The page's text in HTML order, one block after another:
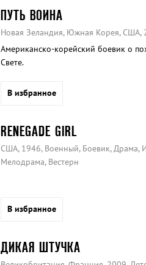
ПУТЬ ВОИНА
Новая Зеландия, Южная Корея, США,
Американско-корейский боевик о
Свете.
В избранное
RENEGADE GIRL
США, 1946, Военный, Боевик, Драма,
Мелодрама, Вестерн
В избранное
ДИКАЯ ШТУЧКА